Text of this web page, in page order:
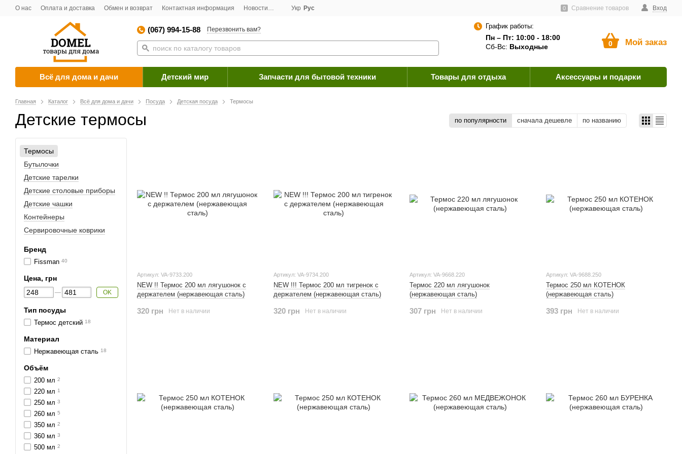
О нас Оплата и доставка Обмен и возврат Контактная информация Новости Договор публичной оферты Пользовательское соглашение Как оплатить? Вход
0 Сравнение товаров
Укр Рус
(067) 994-15-88 Перезвонить вам? График работы:
Пн – Пт: 10:00 - 18:00
Сб-Вс: Выходные 0 Мой заказ
Всё для дома и дачи Детский мир Запчасти для бытовой техники Товары для отдыха Аксессуары и подарки
Главная Каталог Всё для дома и дачи Посуда Детская посуда Термосы
Детские термосы по популярности сначала дешевле по названию
Артикул: VA-9733.200
NEW !! Термос 200 мл лягушонок с
держателем (нержавеющая сталь)
320 грн Нет в наличии
Артикул: VA-9734.200
NEW !!! Термос 200 мл тигренок с
держателем (нержавеющая сталь)
320 грн Нет в наличии
Артикул: VA-9668.220
Термос 220 мл лягушонок
(нержавеющая сталь)
307 грн Нет в наличии
Артикул: VA-9688.250
Термос 250 мл КОТЕНОК
(нержавеющая сталь)
393 грн Нет в наличии
Термосы
Бутылочки
Детские тарелки
Детские столовые приборы
Детские чашки
Контейнеры
Сервировочные коврики
Бренд
Fissman 40
Цена, грн
OK
Тип посуды
Термос детский 18
Материал
Нержавеющая сталь 18
Объём
200 мл 2
220 мл 1
250 мл 3
260 мл 5
350 мл 2
360 мл 3
500 мл 2